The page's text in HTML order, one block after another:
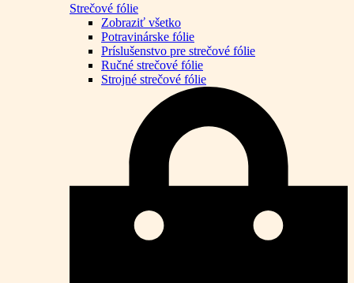
Strečové fólie
Zobraziť všetko
Potravinárske fólie
Príslušenstvo pre strečové fólie
Ručné strečové fólie
Strojné strečové fólie